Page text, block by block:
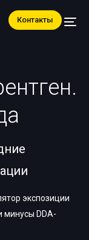
Контакты
экспозиции
минусы DDA-